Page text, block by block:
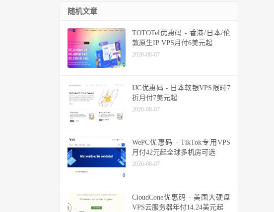
随机文章
TOTOTel优惠码 - 香港/日本/伦
敦原生IP VPS月付6美元起
2026-08-07
IJC优惠码 - 日本软银VPS限时7
折月付7美元起
2026-08-07
WePC优惠码 - TikTok专用VPS
月付42元起全球多机房可选
2026-08-07
CloudCone优惠码 - 美国大硬盘
VPS云服务器年付14.24美元起